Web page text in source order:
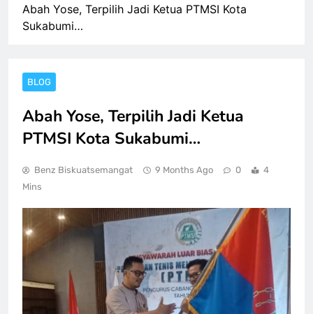
Abah Yose, Terpilih Jadi Ketua PTMSI Kota
Sukabumi…
BLOG
Abah Yose, Terpilih Jadi Ketua
PTMSI Kota Sukabumi…
Benz Biskuatsemangat 9 Months Ago 0
4
Mins